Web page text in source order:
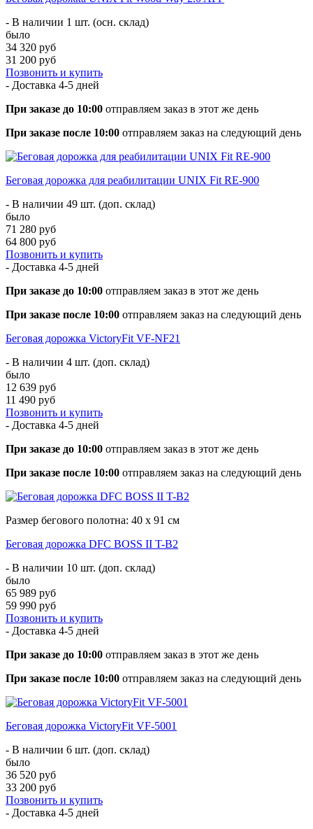
- В наличии 1 шт. (осн. склад)
было
34 320 руб
31 200 руб
Позвонить и купить
- Доставка 4-5 дней
При заказе до 10:00 отправляем заказ в этот же день
При заказе после 10:00 отправляем заказ на следующий день
Беговая дорожка для реабилитации UNIX Fit RE-900
- В наличии 49 шт. (доп. склад)
было
71 280 руб
64 800 руб
Позвонить и купить
- Доставка 4-5 дней
При заказе до 10:00 отправляем заказ в этот же день
При заказе после 10:00 отправляем заказ на следующий день
Беговая дорожка VictoryFit VF-NF21
- В наличии 4 шт. (доп. склад)
было
12 639 руб
11 490 руб
Позвонить и купить
- Доставка 4-5 дней
При заказе до 10:00 отправляем заказ в этот же день
При заказе после 10:00 отправляем заказ на следующий день
Размер бегового полотна: 40 х 91 см
Беговая дорожка DFC BOSS II T-B2
- В наличии 10 шт. (доп. склад)
было
65 989 руб
59 990 руб
Позвонить и купить
- Доставка 4-5 дней
При заказе до 10:00 отправляем заказ в этот же день
При заказе после 10:00 отправляем заказ на следующий день
Беговая дорожка VictoryFit VF-5001
- В наличии 6 шт. (доп. склад)
было
36 520 руб
33 200 руб
Позвонить и купить
- Доставка 4-5 дней